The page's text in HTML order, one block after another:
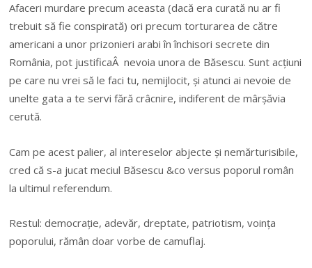
Afaceri murdare precum aceasta (dacă era curată nu ar fi
trebuit să fie conspirată) ori precum torturarea de către
americani a unor prizonieri arabi în închisori secrete din
România, pot justificaÂ nevoia unora de Băsescu. Sunt acțiuni
pe care nu vrei să le faci tu, nemijlocit, și atunci ai nevoie de
unelte gata a te servi fără crâcnire, indiferent de mârșăvia
cerută.
Cam pe acest palier, al intereselor abjecte și nemărturisibile,
cred că s-a jucat meciul Băsescu &co versus poporul român
la ultimul referendum.
Restul: democrație, adevăr, dreptate, patriotism, voința
poporului, rămân doar vorbe de camuflaj.